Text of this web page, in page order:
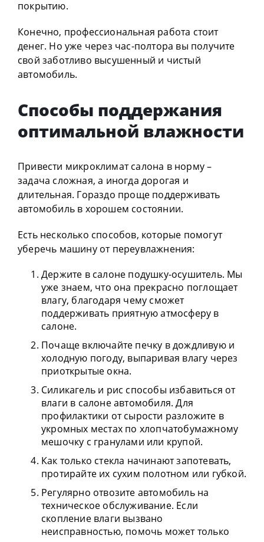
покрытию.
Конечно, профессиональная работа стоит
денег. Но уже через час-полтора вы получите
свой заботливо высушенный и чистый
автомобиль.
Способы поддержания
оптимальной влажности
Привести микроклимат салона в норму –
задача сложная, а иногда дорогая и
длительная. Гораздо проще поддерживать
автомобиль в хорошем состоянии.
Есть несколько способов, которые помогут
уберечь машину от переувлажнения:
Держите в салоне подушку-осушитель. Мы
уже знаем, что она прекрасно поглощает
влагу, благодаря чему сможет
поддерживать приятную атмосферу в
салоне.
Почаще включайте печку в дождливую и
холодную погоду, выпаривая влагу через
приоткрытые окна.
Силикагель и рис способы избавиться от
влаги в салоне автомобиля. Для
профилактики от сырости разложите в
укромных местах по хлопчатобумажному
мешочку с гранулами или крупой.
Как только стекла начинают запотевать,
протирайте их сухим полотном или губкой.
Регулярно отвозите автомобиль на
техническое обслуживание. Если
скопление влаги вызвано
неисправностью, помочь может только